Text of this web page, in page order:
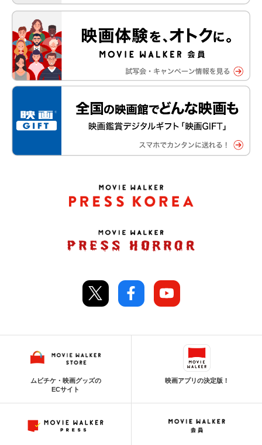
ムビチケ・映画グッズの
ECサイト
映画アプリの決定版！